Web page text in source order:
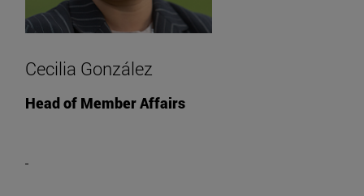
Cecilia González
Head of Member Affairs